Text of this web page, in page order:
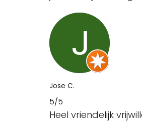
Jose C.
5/5
Heel vriendelijk